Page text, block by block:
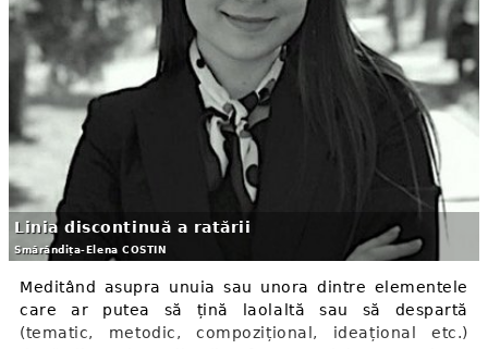
Linia discontinuă a ratării
Smărăndița-Elena COSTIN
Meditând asupra unuia sau unora dintre elementele
care ar putea să țină laolaltă sau să despartă
(tematic, metodic, compozițional, ideațional etc.)